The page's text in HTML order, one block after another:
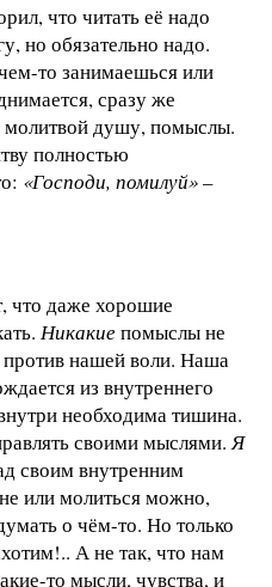
что читать её надо
но обязательно надо.
то занимаешься или
сразу же
молитвой душу, помыслы.
полностью
«Господи, помилуй»–
что даже хорошие
Никакиепомыслы не
нашей воли. Наша
из внутреннего
необходима тишина.
своими мыслями. Я
своим внутренним
или молиться можно,
о чём-то. Но только
А не так, что нам
то мысли, чувства, и